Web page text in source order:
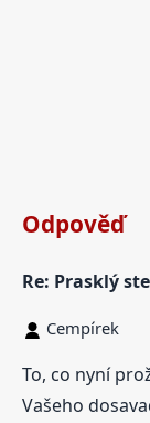
Odpověď
Re: Prasklý
Cempírek
To, co nyní
Vašeho